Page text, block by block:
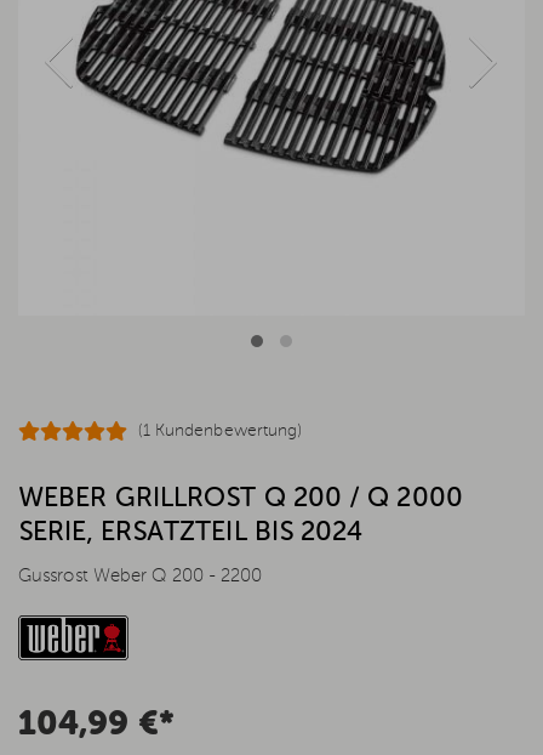
(1 Kundenbewertung)
WEBER GRILLROST Q 200 / Q 2000
SERIE, ERSATZTEIL BIS 2024
Gussrost Weber Q 200 - 2200
104,99 €*